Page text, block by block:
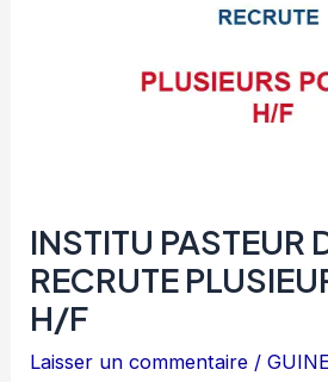
INSTITU PASTEUR
RECRUTE
H/F
Laisser un commentaire /